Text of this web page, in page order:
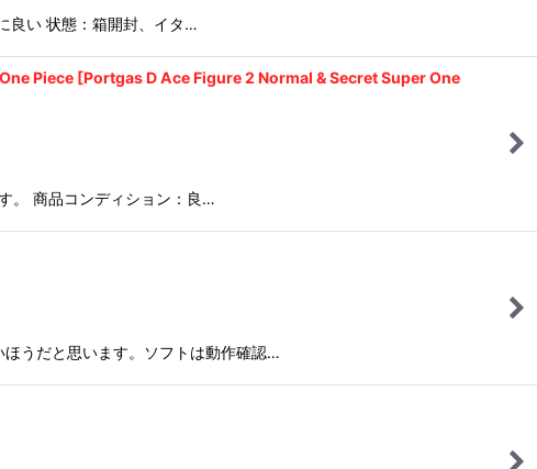
良い 状態：箱開封、イタ…
Piece [Portgas D Ace Figure 2 Normal & Secret Super One
。 商品コンディション：良…
うだと思います。ソフトは動作確認…